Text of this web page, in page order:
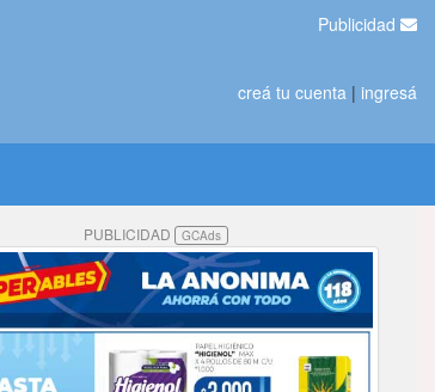
Publicidad
creá tu cuenta | ingresá
PUBLICIDAD GCAds